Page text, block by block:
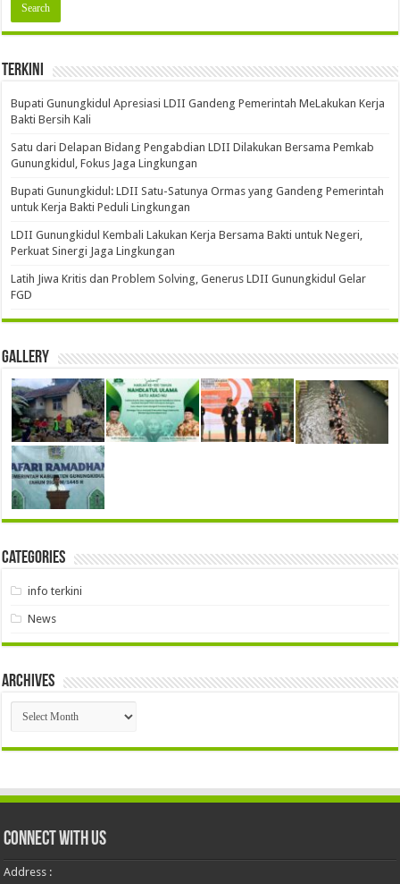
Terkini
Bupati Gunungkidul Apresiasi LDII Gandeng Pemerintah MeLakukan Kerja
Bakti Bersih Kali ‎
Satu dari Delapan Bidang Pengabdian LDII Dilakukan Bersama Pemkab
Gunungkidul, Fokus Jaga Lingkungan
Bupati Gunungkidul: LDII Satu-Satunya Ormas yang Gandeng Pemerintah
untuk Kerja Bakti Peduli Lingkungan
LDII Gunungkidul Kembali Lakukan Kerja Bersama Bakti untuk Negeri,
Perkuat Sinergi Jaga Lingkungan
Latih Jiwa Kritis dan Problem Solving, Generus LDII Gunungkidul Gelar
FGD
Gallery
Categories
info terkini
News
Archives
Archives
Connect With Us
Address :